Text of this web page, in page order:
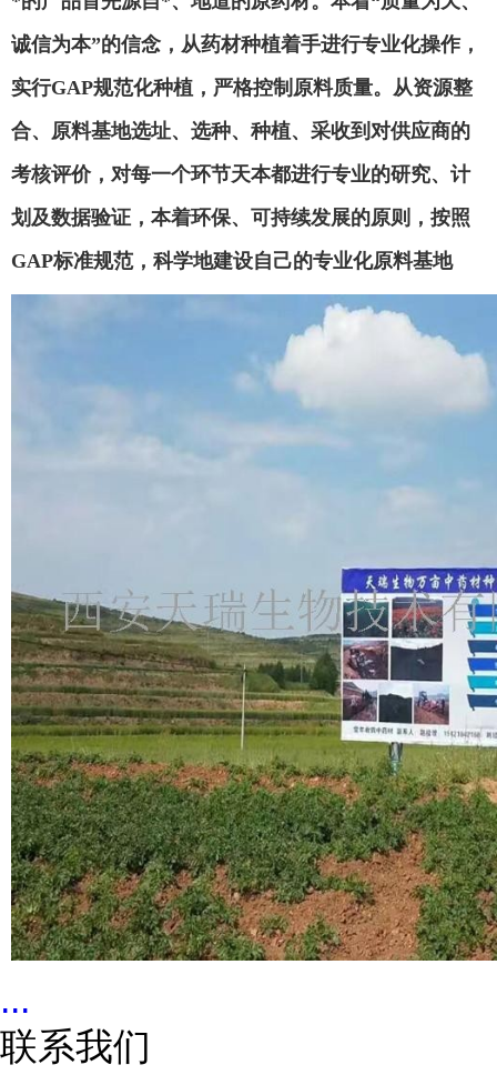
诚信为本”的信念，从药材种植着手进行专业化操作，
实行GAP规范化种植，严格控制原料质量。从资源整
合、原料基地选址、选种、种植、采收到对供应商的
考核评价，对每一个环节天本都进行专业的研究、计
划及数据验证，本着环保、可持续发展的原则，按照
GAP标准规范，科学地建设自己的专业化原料基地
...
联系我们